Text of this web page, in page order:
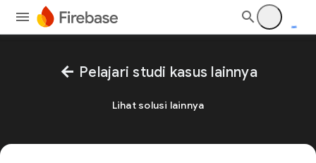
arrow_back Pelajari studi kasus lainnya
Lihat solusi lainnya